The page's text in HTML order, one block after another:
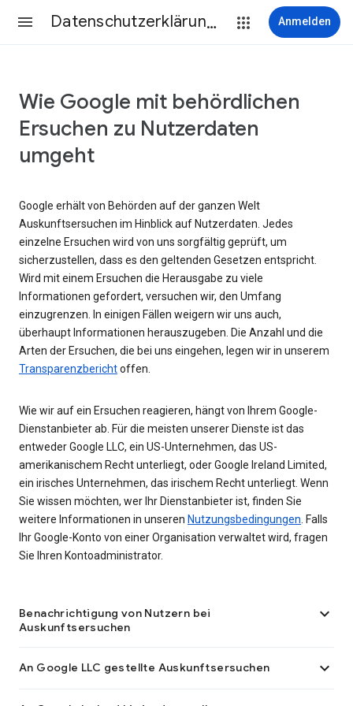
Datenschutzerklärung & Nutzungsbedingungen Anmelden
Wie Google mit behördlichen
Ersuchen zu Nutzerdaten
umgeht
Google erhält von Behörden auf der ganzen Welt
Auskunftsersuchen im Hinblick auf Nutzerdaten. Jedes
einzelne Ersuchen wird von uns sorgfältig geprüft, um
sicherzustellen, dass es den geltenden Gesetzen entspricht.
Wird mit einem Ersuchen die Herausgabe zu viele
Informationen gefordert, versuchen wir, den Umfang
einzugrenzen. In einigen Fällen weigern wir uns auch,
überhaupt Informationen herauszugeben. Die Anzahl und die
Arten der Ersuchen, die bei uns eingehen, legen wir in unserem
Transparenzberichtoffen.
Wie wir auf ein Ersuchen reagieren, hängt von Ihrem Google-
Dienstanbieter ab. Für die meisten unserer Dienste ist das
entweder Google LLC, ein US-Unternehmen, das US-
amerikanischem Recht unterliegt, oder Google Ireland Limited,
ein irisches Unternehmen, das irischem Recht unterliegt. Wenn
Sie wissen möchten, wer Ihr Dienstanbieter ist, finden Sie
weitere Informationen in unseren Nutzungsbedingungen . Falls
Ihr Google-Konto von einer Organisation verwaltet wird, fragen
Sie Ihren Kontoadministrator.
Benachrichtigung von Nutzern bei
Auskunftsersuchen

An Google LLC gestellte Auskunftsersuchen 